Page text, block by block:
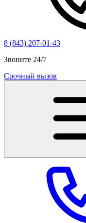
8 (843) 207-01-43
Звоните 24/7
Срочный вызов